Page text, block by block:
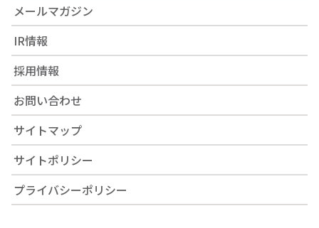
メールマガジン
IR情報
採用情報
お問い合わせ
サイトマップ
サイトポリシー
プライバシーポリシー